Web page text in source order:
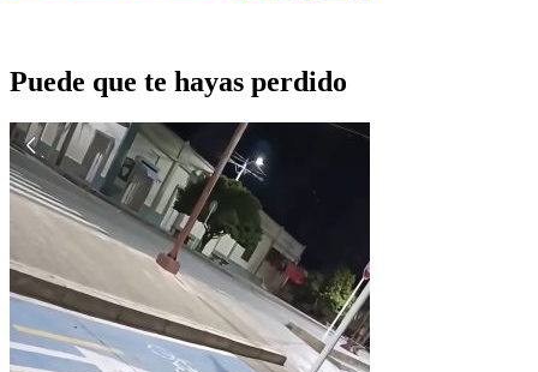
Puede que te hayas perdido